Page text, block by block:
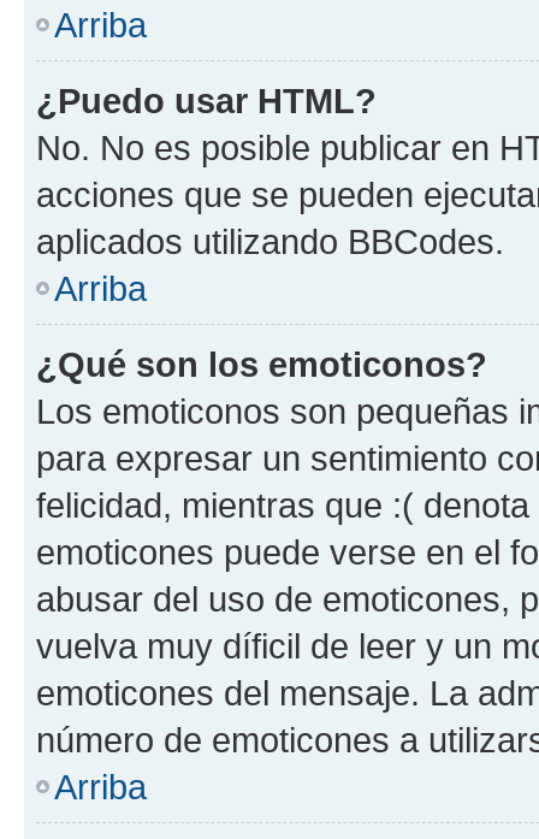
Arriba
¿Puedo usar HTML?
No. No es posible publicar en
acciones que se pueden
aplicados utilizando BBCodes.
Arriba
¿Qué son los emoticonos?
Los emoticonos son pequeñas
para expresar un sentimiento
felicidad, mientras que :(
emoticones puede verse en el
abusar del uso de emoticones,
vuelva muy díficil de leer y un
emoticones del mensaje. La
número de emoticones a
Arriba